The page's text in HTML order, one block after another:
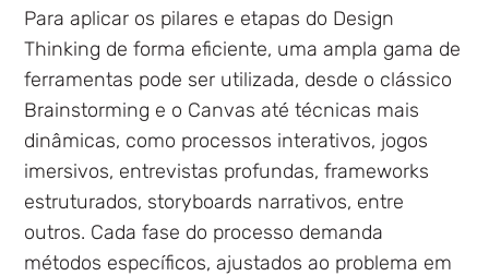
Para aplicar os pilares e etapas do Design
Thinking de forma eficiente, uma ampla gama de
ferramentas pode ser utilizada, desde o clássico
Brainstorming e o Canvas até técnicas mais
dinâmicas, como processos interativos, jogos
imersivos, entrevistas profundas, frameworks
estruturados, storyboards narrativos, entre
outros. Cada fase do processo demanda
métodos específicos, ajustados ao problema em